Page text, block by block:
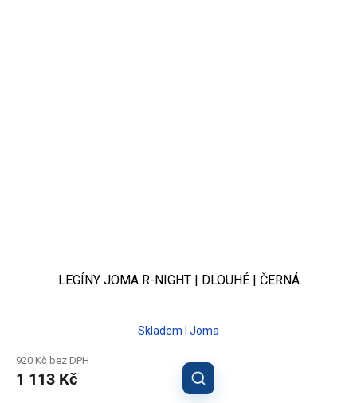
LEGÍNY JOMA R-NIGHT | DLOUHÉ | ČERNÁ
Skladem | Joma
920 Kč bez DPH
1 113 Kč